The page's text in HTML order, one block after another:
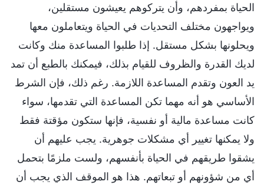
الحياة بمفردهم، وأن يتركوهم يعيشون مستقلين،
ويواجهون مختلف التحديات في الحياة ويتعاملون معها
ويحلونها بشكل مستقل. إذا طلبوا المساعدة منك وكانت
لديك القدرة والظروف للقيام بذلك، فيمكنك بالطبع أن تمد
يد العون وتقدم المساعدة اللازمة. رغم ذلك، فإن الشرط
الأساسي هو أنه مهما تكن المساعدة التي تقدمها، سواء
كانت مساعدة مالية أو نفسية، فإنها ستكون مؤقتة فقط
ولا يمكنها تغيير أي مشكلات جوهرية. يجب عليهم أن
يشقوا طريقهم في الحياة بأنفسهم، ولست ملزمًا بتحمل
أي من شؤونهم أو تبعاتهم. هذا هو الموقف الذي يجب أن